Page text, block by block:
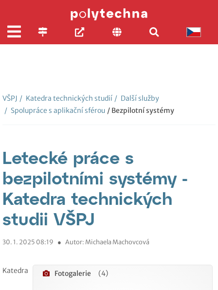
VŠPJ / Katedra technických studií / Další služby
/ Spolupráce s aplikační sférou / Bezpilotní systémy
Letecké práce s
bezpilotními systémy -
Katedra technických
studii VŠPJ
30. 1. 2025 08:19 ● Autor: Michaela Machovcová
Fotogalerie (4)
Katedra